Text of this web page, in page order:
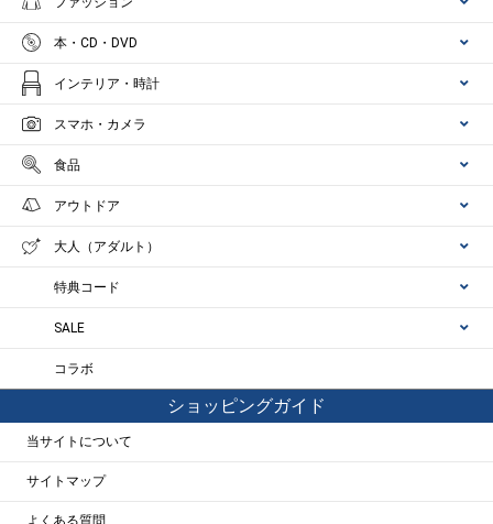
本・CD・DVD
インテリア・時計
スマホ・カメラ
食品
アウトドア
大人（アダルト）
特典コード
SALE
コラボ
ショッピングガイド
当サイトについて
サイトマップ
よくある質問